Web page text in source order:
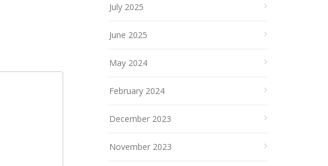
July 2025
June 2025
May 2024
February 2024
December 2023
November 2023